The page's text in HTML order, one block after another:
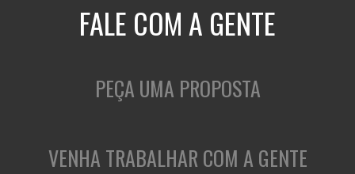
FALE COM A GENTE
PEÇA UMA PROPOSTA
VENHA TRABALHAR COM A GENTE